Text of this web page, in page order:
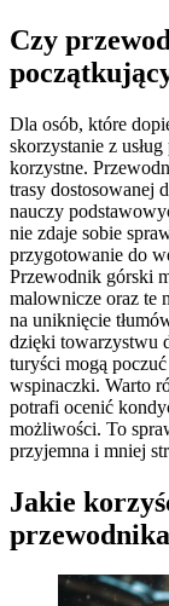
Czy
Dla osób, które
skorzystanie z
korzystne.
trasy dostosowanej
nauczy
nie zdaje sobie
przygotowanie do
Przewodnik górski
malownicze oraz te
na uniknięcie
dzięki towarzystwu
turyści mogą
wspinaczki. Warto
potrafi ocenić
możliwości. To
przyjemna i mniej
Jakie